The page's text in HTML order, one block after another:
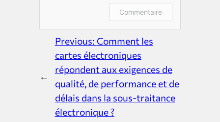
Connectez-vous ou indiquez
votre nom et votre adresse e-
mail pour laisser un
commentaire.
Commentaire
←
Previous: Comment les
cartes électroniques
répondent aux exigences de
qualité, de performance et de
délais dans la sous-traitance
électronique ?